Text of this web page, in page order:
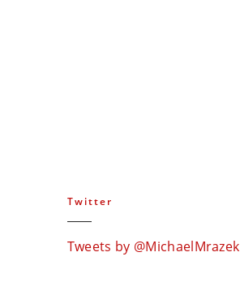
Twitter
Tweets by @MichaelMrazek